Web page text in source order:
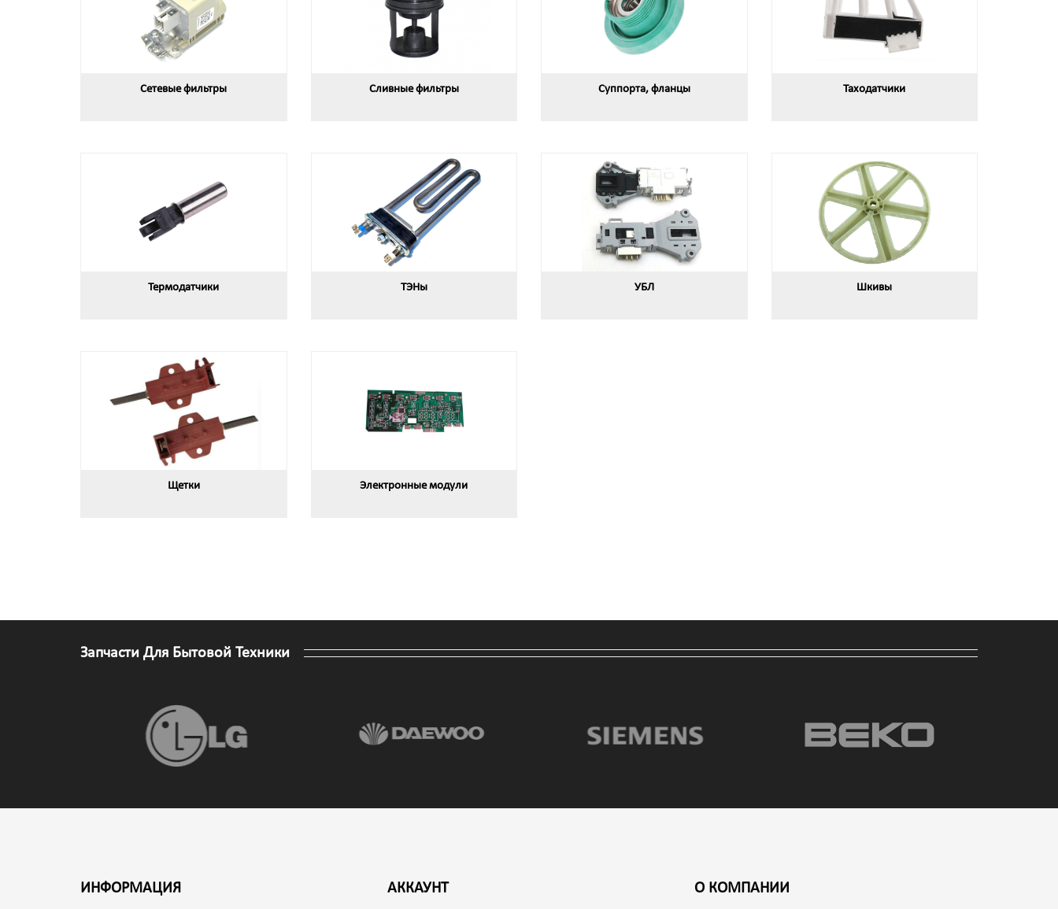
Сетевые фильтры Сливные фильтры Суппорта, фланцы Таходатчики
Термодатчики ТЭНы УБЛ Шкивы
Щетки Электронные модули
Запчасти Для Бытовой Техники
ИНФОРМАЦИЯ АККАУНТ О КОМПАНИИ